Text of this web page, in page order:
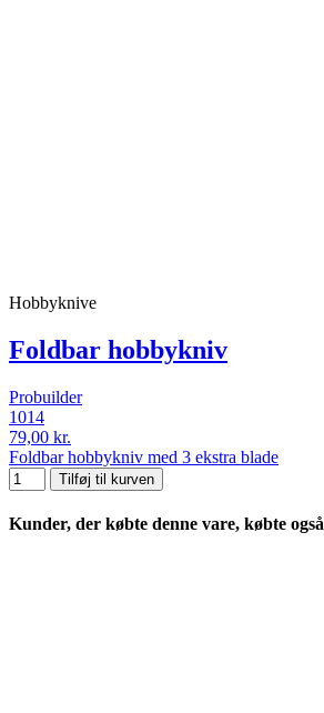
Hobbyknive
Foldbar hobbykniv
Probuilder
1014
79,00 kr.
Foldbar hobbykniv med 3 ekstra blade
Tilføj til kurven
Kunder, der købte denne vare, købte også